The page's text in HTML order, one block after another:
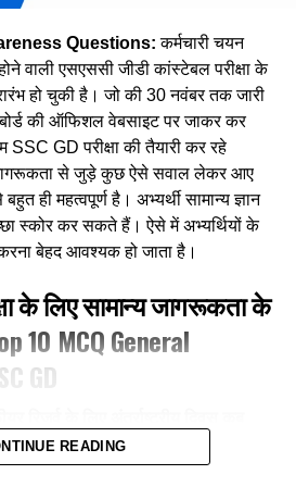
रत्न अवार्ड दिया गया था :
Award was given in
Rao
Nehru
Patel
destroys ozone?
Questions: कर्मचारी चयन
वाली एसएससी जीडी कांस्टेबल परीक्षा के
हो चुकी है। जो की 30 नवंबर तक जारी
की ऑफिशल वेबसाइट पर जाकर कर
GD परीक्षा की तैयारी कर रहे
जागरूकता से जुड़े कुछ ऐसे सवाल लेकर आए
ही महत्वपूर्ण है। अभ्यर्थी सामान्य ज्ञान
स्कोर कर सकते हैं। ऐसे में अभ्यर्थियों के
बेहद आवश्यक हो जाता है।
के लिए सामान्य जागरूकता के
10 MCQ General
GD
READING